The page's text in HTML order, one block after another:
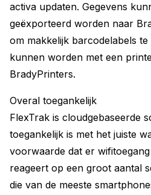
activa updaten. Gegevens
geëxporteerd worden naar
om makkelijk barcodelabels
kunnen worden met een
BradyPrinters.
Overal toegankelijk
FlexTrak is cloudgebaseerde
toegankelijk is met het juiste
voorwaarde dat er
reageert op een groot aantal
die van de meeste